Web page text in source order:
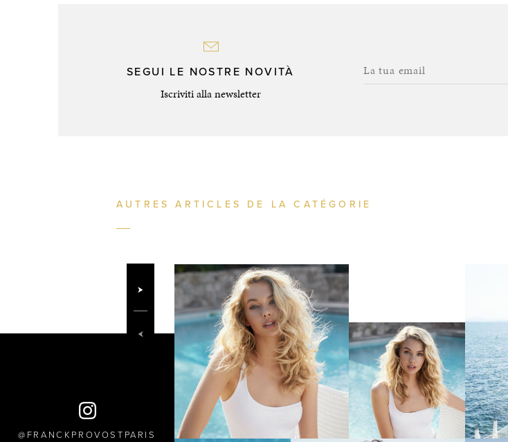
SEGUI LE NOSTRE NOVITÀ
Iscriviti alla newsletter
La tua email
AUTRES ARTICLES DE LA CATÉGORIE
FRANCKPROVOSTPARIS